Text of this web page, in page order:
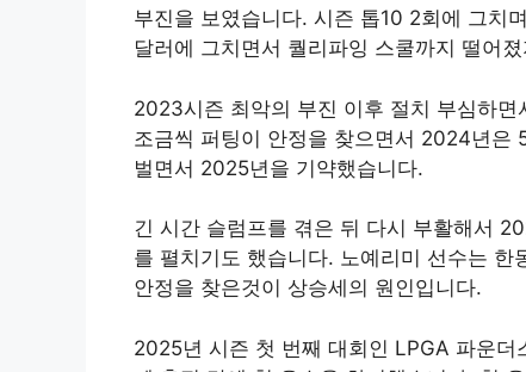
부진을 보였습니다. 시즌 톱10 2회에 그치
달러에 그치면서 퀄리파잉 스쿨까지 떨어
2023시즌 최악의 부진 이후 절치 부심하
조금씩 퍼팅이 안정을 찾으면서 2024년
벌면서 2025년을 기약했습니다.
긴 시간 슬럼프를 겪은 뒤 다시 부활해서
를 펼치기도 했습니다. 노예리미 선수는 한
안정을 찾은것이 상승세의 원인입니다.
2025년 시즌 첫 번째 대회인 LPGA 파운더